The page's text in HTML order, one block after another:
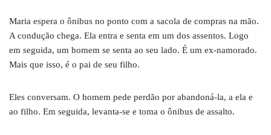
Maria espera o ônibus no ponto com a sacola de compras na mão.
A condução chega. Ela entra e senta em um dos assentos. Logo
em seguida, um homem se senta ao seu lado. É um ex-namorado.
Mais que isso, é o pai de seu filho.
Eles conversam. O homem pede perdão por abandoná-la, a ela e
ao filho. Em seguida, levanta-se e toma o ônibus de assalto.